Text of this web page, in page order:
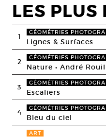
LES PLUS
1 GÉOMÉTRIES
Lignes & Surfaces
2 GÉOMÉTRIES
Nature • André
3 GÉOMÉTRIES
Escaliers
4 GÉOMÉTRIES
Bleu du ciel
ART